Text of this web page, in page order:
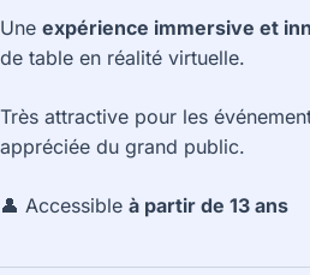
Une expérience immersive et
de table en réalité virtuelle.
Très attractive pour les
appréciée du grand public.
👤 Accessible à partir de 13 ans